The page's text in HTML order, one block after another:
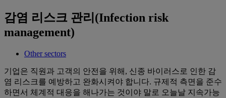
감염 리스크 관리(Infection risk
management)
Other sectors
기업은 직원과 고객의 안전을 위해, 신종 바이러스로 인한 감
염 리스크를 예방하고 완화시켜야 합니다. 규제적 측면을 준수
하면서 체계적 대응을 해나가는 것이야 말로 오늘날 지속가능